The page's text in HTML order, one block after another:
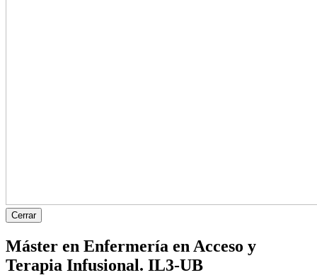
Cerrar
Máster en Enfermería en Acceso y
Terapia Infusional. IL3-UB